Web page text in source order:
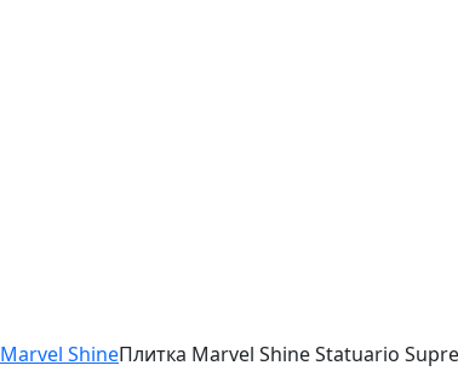
Marvel ShineПлитка Marvel Shine Statuario